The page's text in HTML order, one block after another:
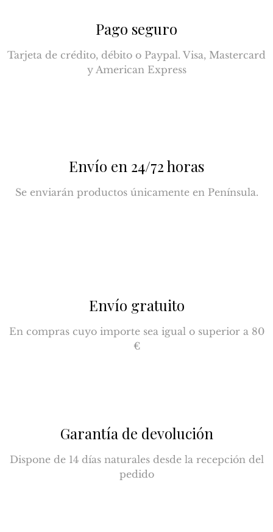
Pago seguro
Tarjeta de crédito, débito o Paypal. Visa, Mastercard
y American Express
Envío en 24/72 horas
Se enviarán productos únicamente en Península.
Envío gratuito
En compras cuyo importe sea igual o superior a 80
€
Garantía de devolución
Dispone de 14 días naturales desde la recepción del
pedido